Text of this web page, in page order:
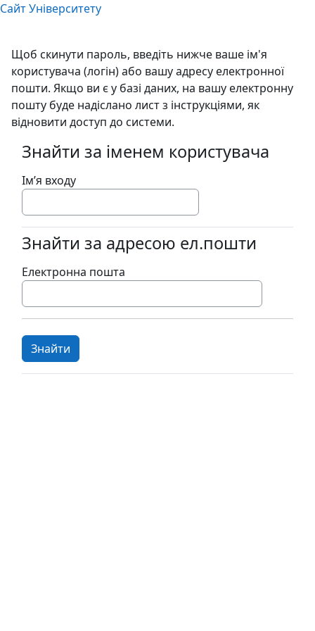
Перейти до головного вмісту
Сайт Університету
Щоб скинути пароль, введіть нижче ваше ім'я
користувача (логін) або вашу адресу електронної
пошти. Якщо ви є у базі даних, на вашу електронну
пошту буде надіслано лист з інструкціями, як
відновити доступ до системи.
Знайти за іменем користувача
Знайти за іменем користувача
Ім’я входу
Знайти за адресою ел.пошти
Знайти за адресою ел.пошти
Електронна пошта